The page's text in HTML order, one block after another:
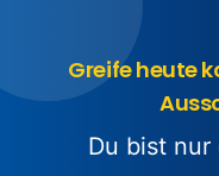
Greife heute
Du bist